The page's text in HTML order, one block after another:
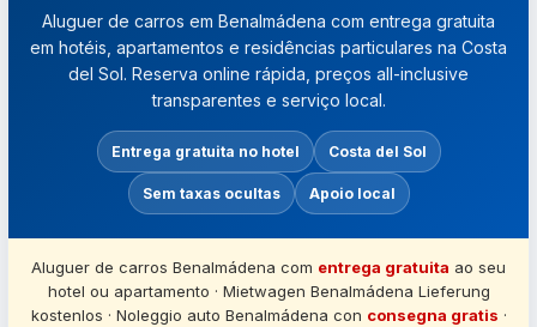
Aluguer de carros em Benalmádena com entrega gratuita
em hotéis, apartamentos e residências particulares na Costa
del Sol. Reserva online rápida, preços all-inclusive
transparentes e serviço local.
Entrega gratuita no hotel Costa del Sol
Sem taxas ocultas Apoio local
Aluguer de carros Benalmádena com entrega gratuita ao seu
hotel ou apartamento · Mietwagen Benalmádena Lieferung
kostenlos · Noleggio auto Benalmádena con consegna gratis ·